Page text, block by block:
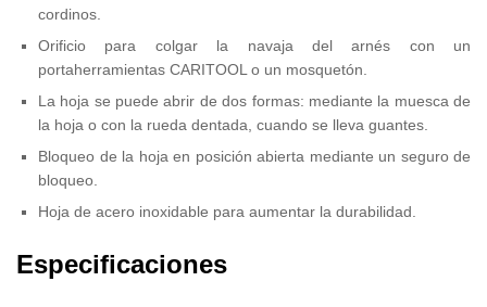
cordinos.
Orificio para colgar la navaja del arnés con un
portaherramientas CARITOOL o un mosquetón.
La hoja se puede abrir de dos formas: mediante la muesca de
la hoja o con la rueda dentada, cuando se lleva guantes.
Bloqueo de la hoja en posición abierta mediante un seguro de
bloqueo.
Hoja de acero inoxidable para aumentar la durabilidad.
Especificaciones